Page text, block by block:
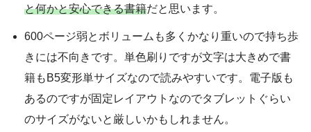
と何かと安心できる書籍だと思います。
600ページ弱とボリュームも多くかなり重いので持ち歩
きには不向きです。単色刷りですが文字は大きめで書
籍もB5変形単サイズなので読みやすいです。電子版も
あるのですが固定レイアウトなのでタブレットぐらい
のサイズがないと厳しいかもしれません。